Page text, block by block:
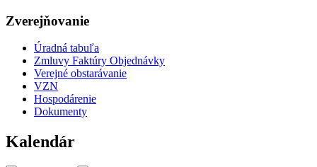
Zverejňovanie
Úradná tabuľa
Zmluvy Faktúry Objednávky
Verejné obstarávanie
VZN
Hospodárenie
Dokumenty
Kalendár